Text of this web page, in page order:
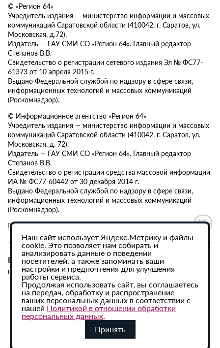
© «Регион 64»
Учредитель издания — министерство информации и массовых
коммуникаций Саратовской области (410042, г. Саратов, ул.
Московская, д.72).
Издатель — ГАУ СМИ СО «Регион 64». Главный редактор
Степанов В.В.
Свидетельство о регистрации сетевого издания Эл № ФС77-
61373 от 10 апреля 2015 г.
Выдано Федеральной службой по надзору в сфере связи,
информационных технологий и массовых коммуникаций
(Роскомнадзор).
© Информационное агентство «Регион 64»
Учредитель издания — министерство информации и массовых
коммуникаций Саратовской области (410042, г. Саратов, ул.
Московская, д. 72).
Издатель — ГАУ СМИ СО «Регион 64». Главный редактор
Степанов В.В.
Свидетельство о регистрации средства массовой информации
ИА № ФС77-60442 от 30 декабря 2014 г.
Выдано Федеральной службой по надзору в сфере связи,
информационных технологий и массовых коммуникаций
(Роскомнадзор).
Политика в отношении обработки персональных данных
При использовании материалов сайта активная
гиперссылка на ИА «Регион 64» обязательна.
Наш сайт использует Яндекс.Метрику и файлы
cookie. Это позволяет нам собирать и
анализировать данные о поведении
посетителей, а также запоминать ваши
настройки и предпочтения для улучшения
работы сервиса.
Продолжая использовать сайт, вы соглашаетесь
на передач, обработку и распространение
ваших персональных данных в соответствии с
нашей Политикой в отношении обработки
персональных данных.
Принять